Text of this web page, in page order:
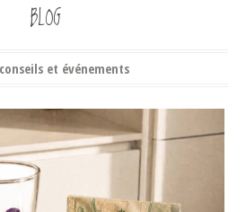
BLOG
et événements